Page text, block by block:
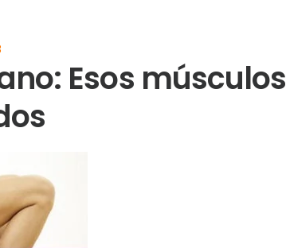
Esos músculos